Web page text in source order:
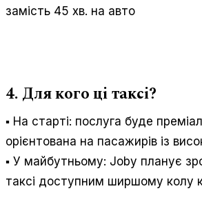
замість 45 хв. на авто
4. Для кого ці таксі?
▪️ На старті: послуга буде
орієнтована на пасажирів із
▪️ У майбутньому: Joby планує
таксі доступним ширшому колу